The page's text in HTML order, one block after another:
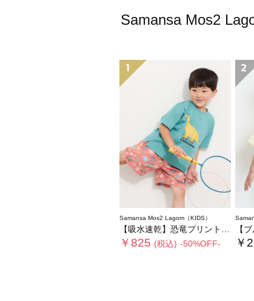
Samansa Mos2
1
Samansa Mos2 Lagom（KIDS）
【吸水速乾】恐竜プリントTシャツ
￥825 (税込) -50%OFF-
2
【ブ
￥